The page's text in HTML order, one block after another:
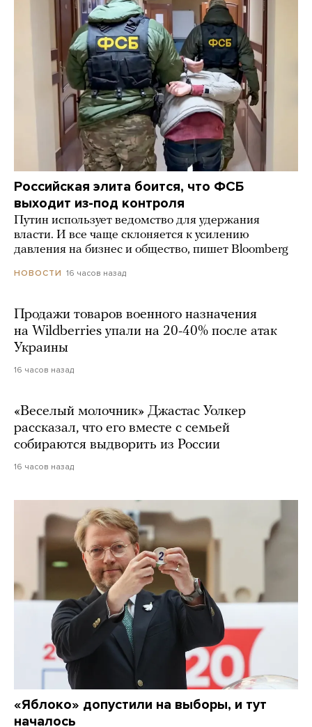
Российская элита боится, что ФСБ
выходит из-под контроля
Путин использует ведомство для удержания
власти. И все чаще склоняется к усилению
давления на бизнес и общество, пишет Bloomberg
НОВОСТИ 16 часов назад
Продажи товаров военного назначения
на Wildberries упали на 20-40% после атак
Украины
16 часов назад
«Веселый молочник» Джастас Уолкер
рассказал, что его вместе с семьей
собираются выдворить из России
16 часов назад
«Яблоко» допустили на выборы, и тут
началось